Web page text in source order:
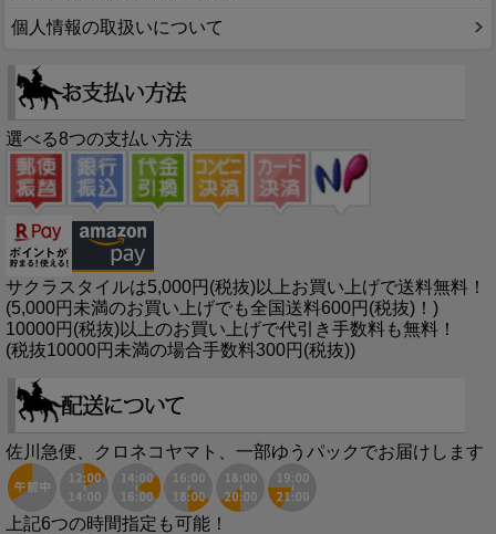
個人情報の取扱いについて
選べる8つの支払い方法
サクラスタイルは5,000円(税抜)以上お買い上げで送料無料！
(5,000円未満のお買い上げでも全国送料600円(税抜)！)
10000円(税抜)以上のお買い上げで代引き手数料も無料！
(税抜10000円未満の場合手数料300円(税抜))
佐川急便、クロネコヤマト、一部ゆうパックでお届けします
上記6つの時間指定も可能！